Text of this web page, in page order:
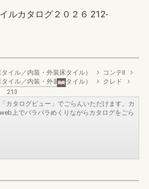
ルカタログ２０２６ 212-
イル／内装・外装床タイル）
コンテII
イル／内装・外装床タイル）
クレド
213
カタログビュー」でごらんいただけます。カ
上でパラパラめくりながらカタログをごら